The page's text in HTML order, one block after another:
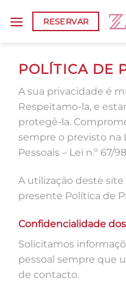
RESERVAR
POLÍTICA DE
A sua privacidade é
Respeitamo-la, e
protegê-la.
sempre o previsto na
Pessoais – Lei n.º 67/
A utilização deste
presente Política de
Confidencialidade
Solicitamos
pessoal sempre que
de contacto.